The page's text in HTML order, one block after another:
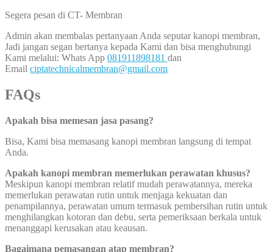
Segera pesan di CT- Membran
Admin akan membalas pertanyaan Anda seputar kanopi membran,
Jadi jangan segan bertanya kepada Kami dan bisa menghubungi
Kami melalui: Whats App 081911898181 dan
Email ciptatechnicalmembran@gmail.com
FAQs
Apakah bisa memesan jasa pasang?
Bisa, Kami bisa memasang kanopi membran langsung di tempat
Anda.
Apakah kanopi membran memerlukan perawatan khusus?
Meskipun kanopi membran relatif mudah perawatannya, mereka
memerlukan perawatan rutin untuk menjaga kekuatan dan
penampilannya, perawatan umum termasuk pembersihan rutin untuk
menghilangkan kotoran dan debu, serta pemeriksaan berkala untuk
menanggapi kerusakan atau keausan.
Bagaimana pemasangan atap membran?